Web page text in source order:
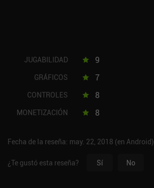
JUGABILIDAD 9
GRÁFICOS 7
CONTROLES 8
MONETIZACIÓN 8
Fecha de la reseña: may. 22, 2018 (en Android)
¿Te gustó esta reseña? Sí No